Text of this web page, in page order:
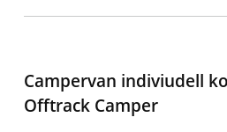
Campervan indiviudell
Offtrack Camper